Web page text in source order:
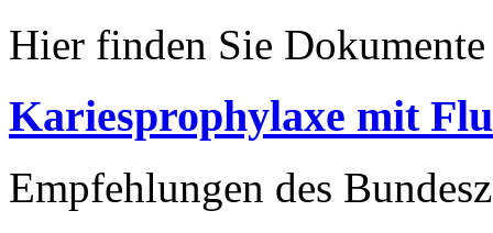
Hier finden Sie
Kariesprophylaxe mit
Empfehlungen des